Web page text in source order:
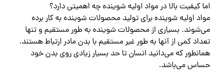
اما کیفیت بالا در مواد اولیه شوینده چه اهمیتی دارد؟
مواد اولیه شوینده برای تولید محصولات شوینده به کار برده
می‌شوند. بسیاری از محصولات شوینده به طور مستقیم و تنها
تعداد کمی از آنها به طور غیر مستقیم با بدن مادر ارتباط هستند.
همانطور که می‌دانید انسان تا حد بسیار زیادی روی بدن خود
حساس می‌باشد.